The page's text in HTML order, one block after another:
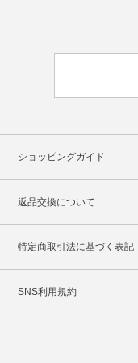
ショッピングガイド
返品交換について
特定商取引法に基づく表記
SNS利用規約